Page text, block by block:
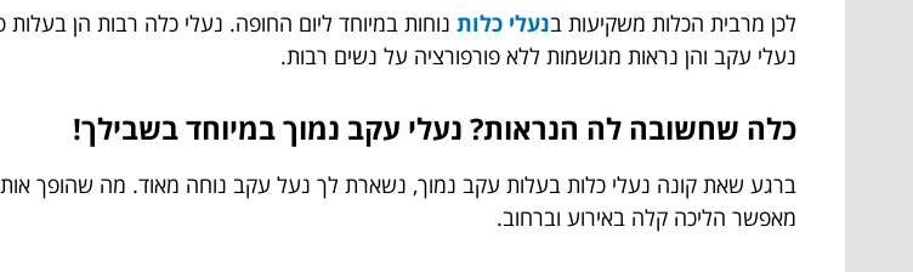
לכן מרבית הכלות משקיעות בנעלי כלות נוחות במיוחד ליום החופה. נעלי כלה רבות הן
נעלי עקב והן נראות מגושמות ללא פורפורציה על נשים רבות.
כלה שחשובה לה הנראות? נעלי עקב נמוך במיוחד בשבילך!
ברגע שאת קונה נעלי כלות בעלות עקב נמוך, נשארת לך נעל עקב נוחה מאוד. מה שהופך
מאפשר הליכה קלה באירוע וברחוב.